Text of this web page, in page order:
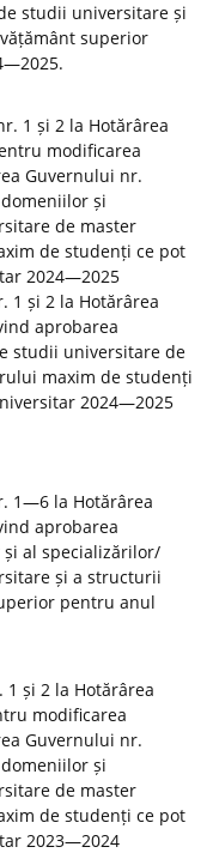
studii universitare și
superior
1 și 2 la Hotărârea
modificarea
Guvernului nr.
și
de master
de studenți ce pot
2024—2025
1 și 2 la Hotărârea
aprobarea
studii universitare de
maxim de studenți
2024—2025
1—6 la Hotărârea
aprobarea
al specializărilor/
și a structurii
pentru anul
1 și 2 la Hotărârea
modificarea
Guvernului nr.
și
de master
de studenți ce pot
2023—2024